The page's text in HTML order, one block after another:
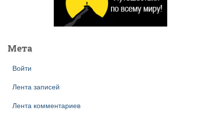
Мета
Войти
Лента записей
Лента комментариев